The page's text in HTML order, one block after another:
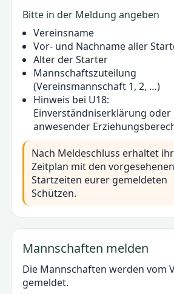
Bitte in der Meldung angeben
Vereinsname
Vor- und Nachname aller
Alter der Starter
Mannschaftszuteilung
(Vereinsmannschaft 1, 2, …)
Hinweis bei U18:
Einverständniserklärung oder
anwesender
Nach Meldeschluss erhaltet
Zeitplan mit den vorgesehenen
Startzeiten eurer gemeldeten
Schützen.
Mannschaften melden
Die Mannschaften werden vom
gemeldet.